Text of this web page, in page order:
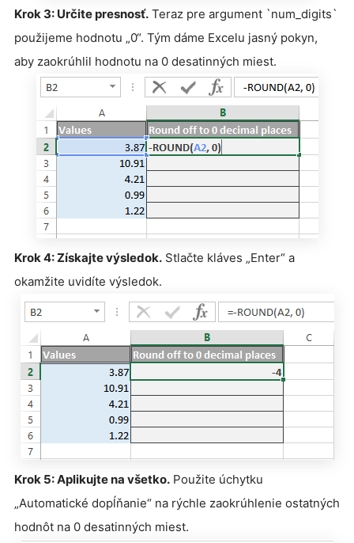
Krok 3: Určite presnosť. Teraz pre argument `num_digits`
použijeme hodnotu „0“. Tým dáme Excelu jasný pokyn,
aby zaokrúhlil hodnotu na 0 desatinných miest.
Krok 4: Získajte výsledok. Stlačte kláves „Enter“ a
okamžite uvidíte výsledok.
Krok 5: Aplikujte na všetko. Použite úchytku
„Automatické dopĺňanie“ na rýchle zaokrúhlenie ostatných
hodnôt na 0 desatinných miest.